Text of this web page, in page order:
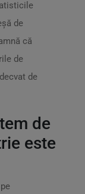
de
că
de
de
de
este